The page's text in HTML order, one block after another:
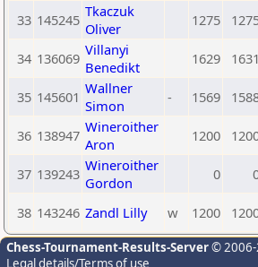
33 145245 Tkaczuk
Oliver
1275
34 136069 Villanyi
Benedikt
1629 1631
35 145601 Wallner
Simon
- 1569
36 138947 Wineroither
Aron
1200
37 139243 Wineroither
Gordon
0
38 143246 Zandl Lilly w 1200
Chess-Tournament-Results-Server© 2006-
Legal details/Terms of use